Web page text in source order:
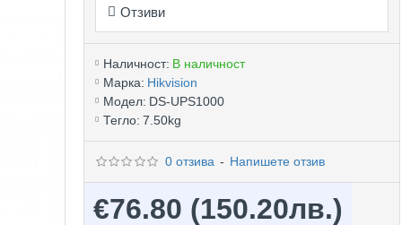
Отзиви
Наличност: В наличност
Марка: Hikvision
Модел: DS-UPS1000
Тегло: 7.50kg
0 отзива - Напишете отзив
€76.80 (150.20лв.)